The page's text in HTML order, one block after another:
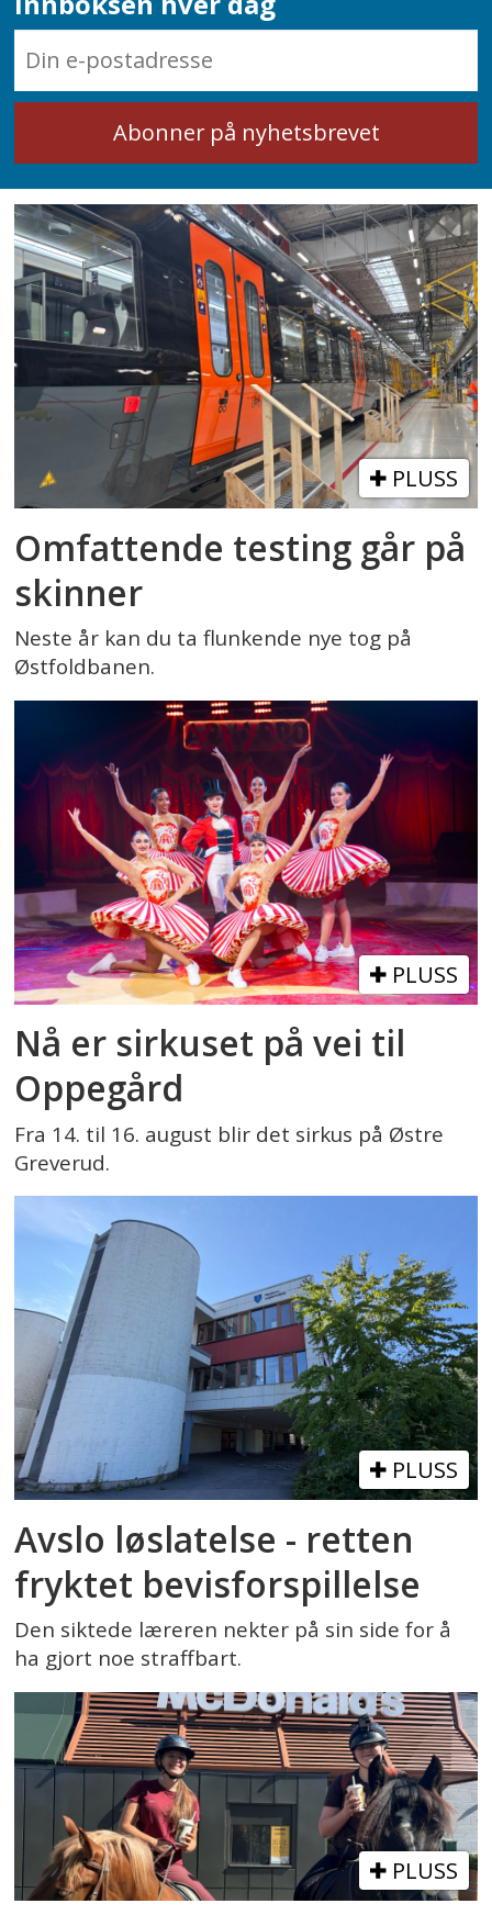
PLUSS
Omfattende testing går på
skinner
Neste år kan du ta flunkende nye tog på
Østfoldbanen.
PLUSS
Nå er sirkuset på vei til
Oppegård
Fra 14. til 16. august blir det sirkus på Østre
Greverud.
PLUSS
Avslo løslatelse - retten
fryktet bevisforspillelse
Den siktede læreren nekter på sin side for å
ha gjort noe straffbart.
PLUSS